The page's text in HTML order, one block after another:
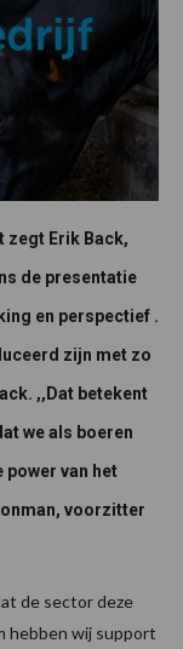
zegt Erik Back,
de presentatie
en perspectief .
zijn met zo
,,Dat betekent
we als boeren
power van het
voorzitter
de sector deze
hebben wij support